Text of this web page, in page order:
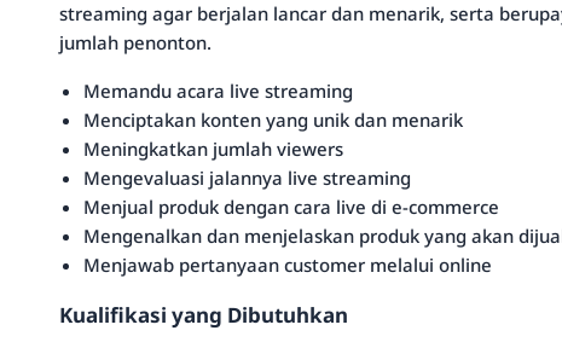
streaming agar berjalan lancar dan menarik, serta
jumlah penonton.
Memandu acara live streaming
Menciptakan konten yang unik dan menarik
Meningkatkan jumlah viewers
Mengevaluasi jalannya live streaming
Menjual produk dengan cara live di e-commerce
Mengenalkan dan menjelaskan produk yang akan
Menjawab pertanyaan customer melalui online
Kualifikasi yang Dibutuhkan